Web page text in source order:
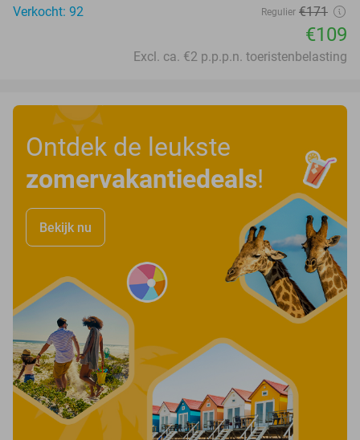
Verkocht: 92 Regulier €171
€109
Excl. ca. €2 p.p.p.n. toeristenbelasting
Ontdek de leukste
zomervakantiedeals!
Bekijk nu